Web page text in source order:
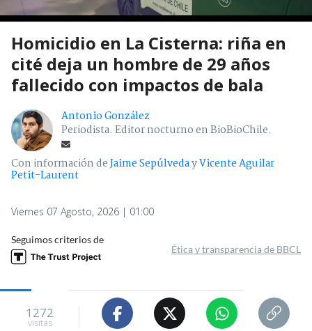
Homicidio en La Cisterna: riña en
cité deja un hombre de 29 años
fallecido con impactos de bala
Antonio González
Periodista. Editor nocturno en BioBioChile.
Con información deJaime SepúlvedayVicente Aguilar
Petit-Laurent
Viernes 07 Agosto, 2026 | 01:00
Seguimos criterios de
Ética y transparencia de BBCL
1272
visitas